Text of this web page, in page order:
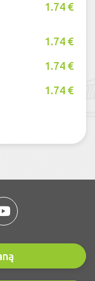
1.74 €
1.74 €
1.74 €
1.74 €